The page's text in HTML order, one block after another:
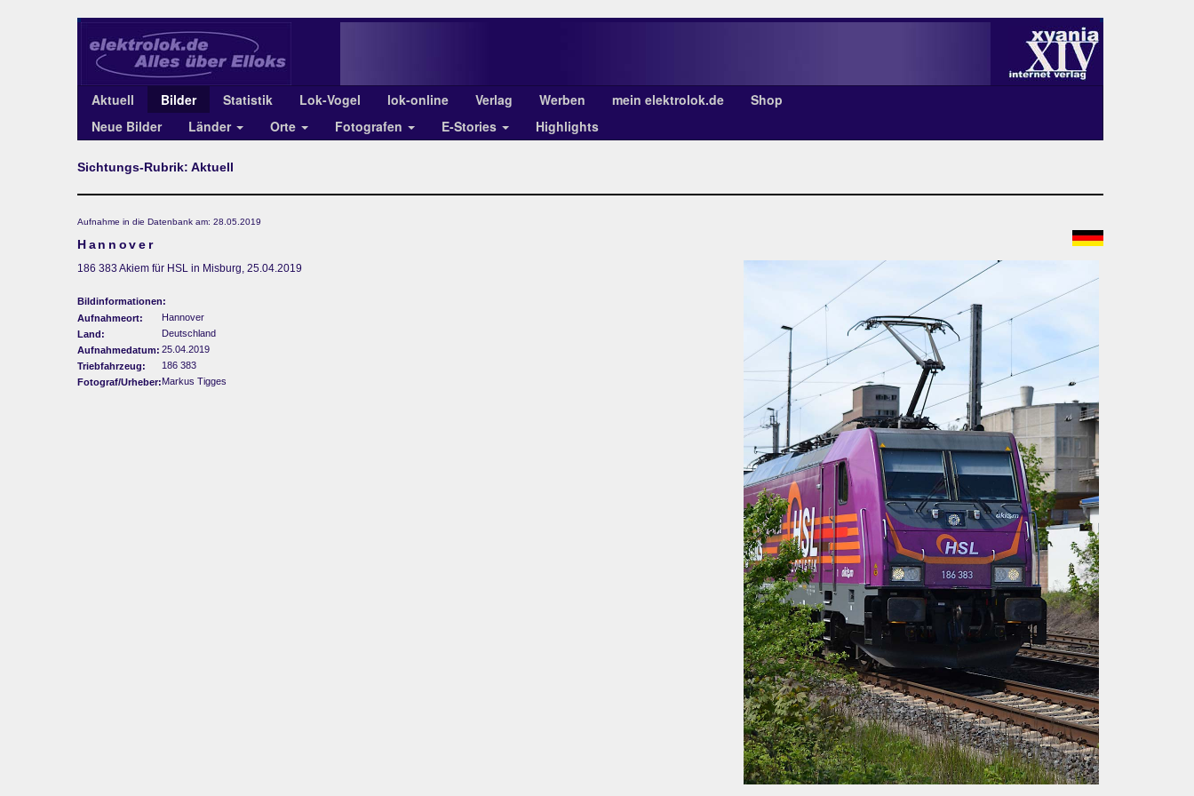
Aktuell Bilder Statistik Lok-Vogel lok-online Verlag Werben mein elektrolok.de
Shop
Neue Bilder
Länder Orte Fotografen E-Stories Highlights
Sichtungs-Rubrik: Aktuell
Aufnahme in die Datenbank am: 28.05.2019
Hannover
186 383 Akiem für HSL in Misburg, 25.04.2019
Bildinformationen:
Aufnahmeort:
Hannover
Land:
Deutschland
Aufnahmedatum: 25.04.2019
Triebfahrzeug:
186 383
Fotograf/Urheber:Markus Tigges